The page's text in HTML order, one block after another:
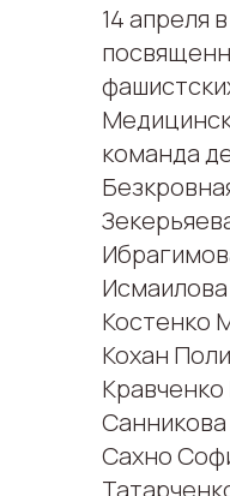
14 апреля
команда
Костенко
Кохан
Сахно